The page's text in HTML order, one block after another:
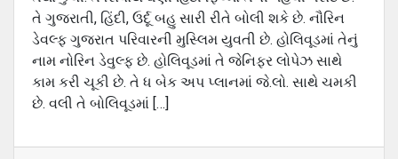
તે ગુજરાતી, હિંદી, ઉર્દૂ બહુ સારી રીતે બોલી શકે છે. નૌરિન
ડેવલ્ફ ગુજરાત પરિવારની મુસ્લિમ યુવતી છે. હોલિવૂડમાં તેનું
નામ નોરિન ડેવુલ્ફ છે. હોલિવૂડમાં તે જેનિફર લોપેઝ સાથે
કામ કરી ચૂકી છે. તે ધ બેક અપ પ્લાનમાં જે.લો. સાથે ચમકી
છે. વલી તે બોલિવૂડમાં […]